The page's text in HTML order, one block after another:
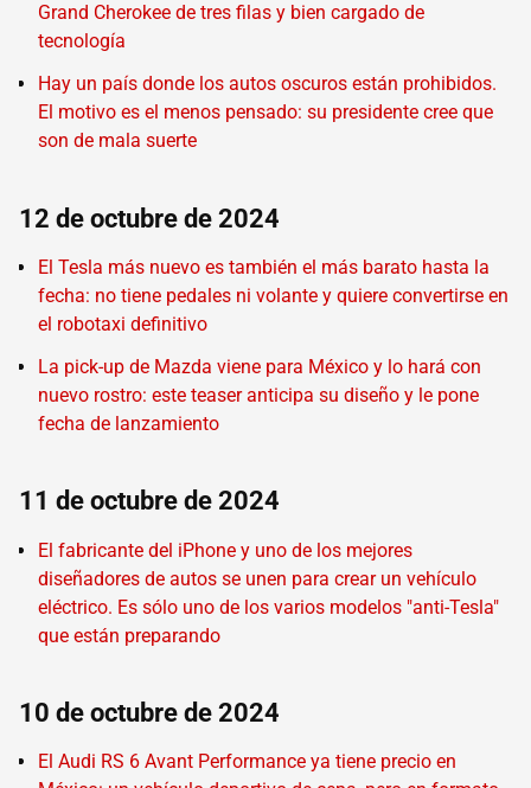
Grand Cherokee de tres filas y bien cargado de
tecnología
Hay un país donde los autos oscuros están prohibidos.
El motivo es el menos pensado: su presidente cree que
son de mala suerte
12 de octubre de 2024
El Tesla más nuevo es también el más barato hasta la
fecha: no tiene pedales ni volante y quiere convertirse en
el robotaxi definitivo
La pick-up de Mazda viene para México y lo hará con
nuevo rostro: este teaser anticipa su diseño y le pone
fecha de lanzamiento
11 de octubre de 2024
El fabricante del iPhone y uno de los mejores
diseñadores de autos se unen para crear un vehículo
eléctrico. Es sólo uno de los varios modelos "anti-Tesla"
que están preparando
10 de octubre de 2024
El Audi RS 6 Avant Performance ya tiene precio en